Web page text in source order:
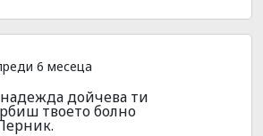
6 месеца
дойчева ти
твоето болно